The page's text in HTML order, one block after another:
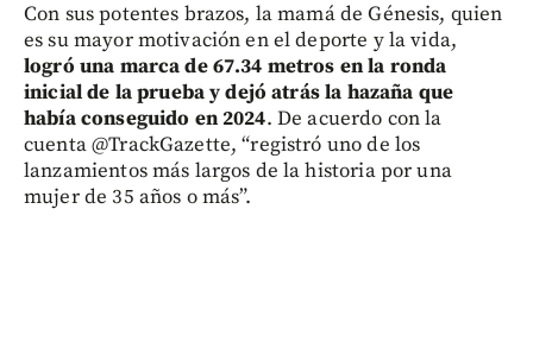
Con sus potentes brazos, la mamá de Génesis, quien
es su mayor motivación en el deporte y la vida,
logró una marca de 67.34 metros en la ronda
inicial de la prueba y dejó atrás la hazaña que
había conseguido en 2024. De acuerdo con la
cuenta @TrackGazette, “registró uno de los
lanzamientos más largos de la historia por una
mujer de 35 años o más”.